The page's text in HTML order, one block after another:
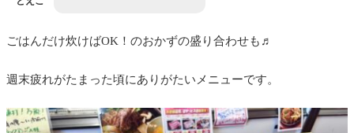
ごはんだけ炊けばOK！のおかずの盛り合わせも♬
週末疲れがたまった頃にありがたいメニューです。